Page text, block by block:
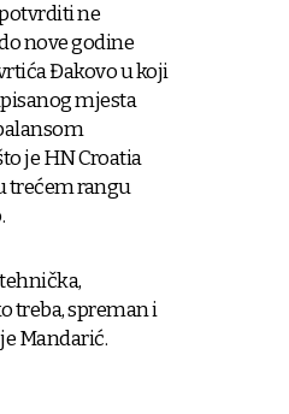
ne
nove godine
Đakovo u koji
mjesta
je HN Croatia
trećem rangu
treba, spreman i
Mandarić.